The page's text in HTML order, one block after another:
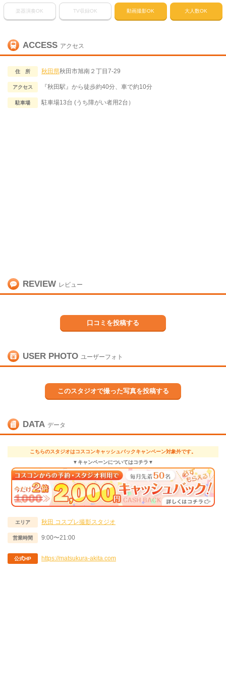
楽器演奏OK TV収録OK 動画撮影OK 大人数OK
ACCESS アクセス
住 所 秋田県秋田市旭南２丁目7-29
アクセス 『秋田駅』から徒歩約40分、車で約10分
駐車場 駐車場13台 (うち障がい者用2台）
REVIEW レビュー
口コミを投稿する
USER PHOTO ユーザーフォト
このスタジオで撮った写真を投稿する
DATA データ
こちらのスタジオはコスコンキャッシュバックキャンペーン対象外です。
▼キャンペーンについてはコチラ▼
エリア 秋田 コスプレ撮影スタジオ
営業時間 9:00〜21:00
公式HP https://matsukura-akita.com